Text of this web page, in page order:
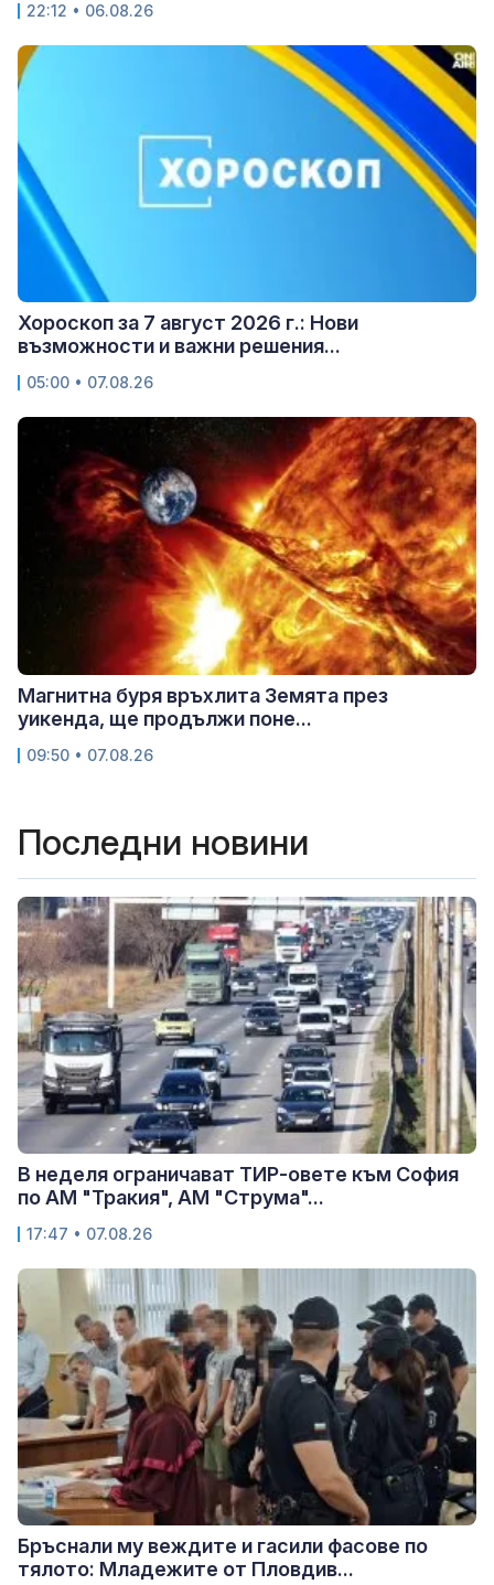
22:12 • 06.08.26
Хороскоп за 7 август 2026 г.: Нови
възможности и важни решения...
05:00 • 07.08.26
Магнитна буря връхлита Земята през
уикенда, ще продължи поне...
09:50 • 07.08.26
Последни новини
В неделя ограничават ТИР-овете към София
по АМ "Тракия", АМ "Струма"...
17:47 • 07.08.26
Бръснали му веждите и гасили фасове по
тялото: Младежите от Пловдив...